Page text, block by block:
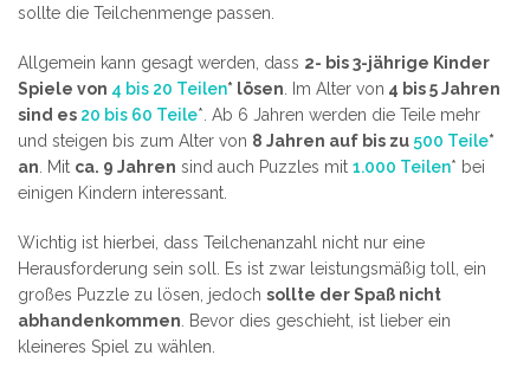
sollte die Teilchenmenge passen.
Allgemein kann gesagt werden, dass 2- bis 3-jährige Kinder
Spiele von 4 bis 20 Teilen* lösen . Im Alter von 4 bis 5 Jahren
sind es 20 bis 60 Teile*. Ab 6 Jahren werden die Teile mehr
und steigen bis zum Alter von 8 Jahren auf bis zu 500 Teile*
an . Mit ca. 9 Jahren sind auch Puzzles mit 1.000 Teilen* bei
einigen Kindern interessant.
Wichtig ist hierbei, dass Teilchenanzahl nicht nur eine
Herausforderung sein soll. Es ist zwar leistungsmäßig toll, ein
großes Puzzle zu lösen, jedoch sollte der Spaß nicht
abhandenkommen . Bevor dies geschieht, ist lieber ein
kleineres Spiel zu wählen.